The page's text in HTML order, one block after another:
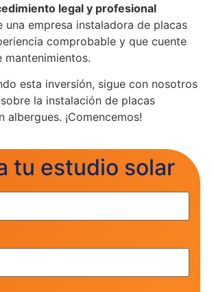
legal y profesional
una empresa instaladora de placas
comprobable y que cuente
mantenimientos.
esta inversión, sigue con nosotros
la instalación de placas
¡Comencemos!
tu estudio solar